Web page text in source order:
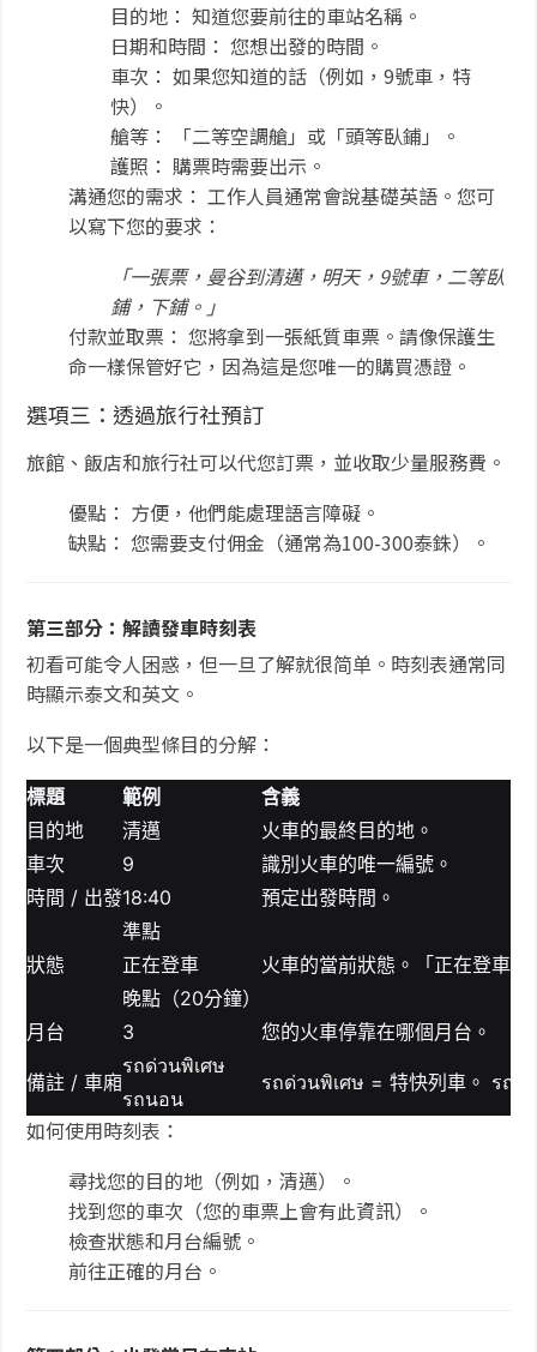
目的地： 知道您要前往的車站名稱。
日期和時間： 您想出發的時間。
車次： 如果您知道的話（例如，9號車，特
快）。
艙等： 「二等空調艙」或「頭等臥鋪」。
護照： 購票時需要出示。
溝通您的需求： 工作人員通常會說基礎英語。您可
以寫下您的要求：
「一張票，曼谷到清邁，明天，9號車，二等臥
鋪，下鋪。」
付款並取票： 您將拿到一張紙質車票。請像保護生
命一樣保管好它，因為這是您唯一的購買憑證。
選項三：透過旅行社預訂
旅館、飯店和旅行社可以代您訂票，並收取少量服務費。
優點： 方便，他們能處理語言障礙。
缺點： 您需要支付佣金（通常為100-300泰銖）。
第三部分：解讀發車時刻表
初看可能令人困惑，但一旦了解就很简单。時刻表通常同
時顯示泰文和英文。
以下是一個典型條目的分解：
標題 範例
含義
目的地
清邁
火車的最終目的地。
車次
9
識別火車的唯一編號。
時間 / 出發18:40 預定出發時間。
狀態
準點
正在登車
晚點（20分鐘）
火車的當前狀態。「正在登車
月台 3 您的火車停靠在哪個月台。
備註 / 車廂
รถด่วนพิเศษ
รถนอน
รถด่วนพิเศษ = 特快列車。 รถน
如何使用時刻表：
尋找您的目的地（例如，清邁）。
找到您的車次（您的車票上會有此資訊）。
檢查狀態和月台編號。
前往正確的月台。